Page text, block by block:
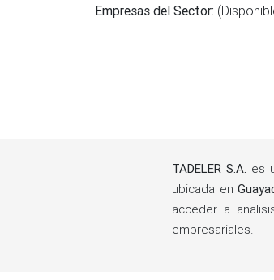
Empresas del Sector:
TADELER S.A. es
ubicada en
acceder a
empresariales.